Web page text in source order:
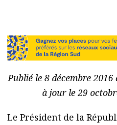
Publié le 8 décembre
à jour le 29
Le Président de la